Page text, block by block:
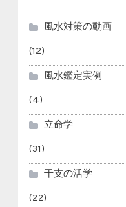
風水対策の動画
(12)
風水鑑定実例
(4)
立命学
(31)
干支の活学
(22)